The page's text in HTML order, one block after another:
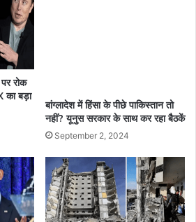
रोक
का बड़ा
बांग्लादेश में हिंसा के पीछे पाकिस्तान तो
नहीं? यूनुस सरकार के साथ कर रहा बैठकें
September 2, 2024